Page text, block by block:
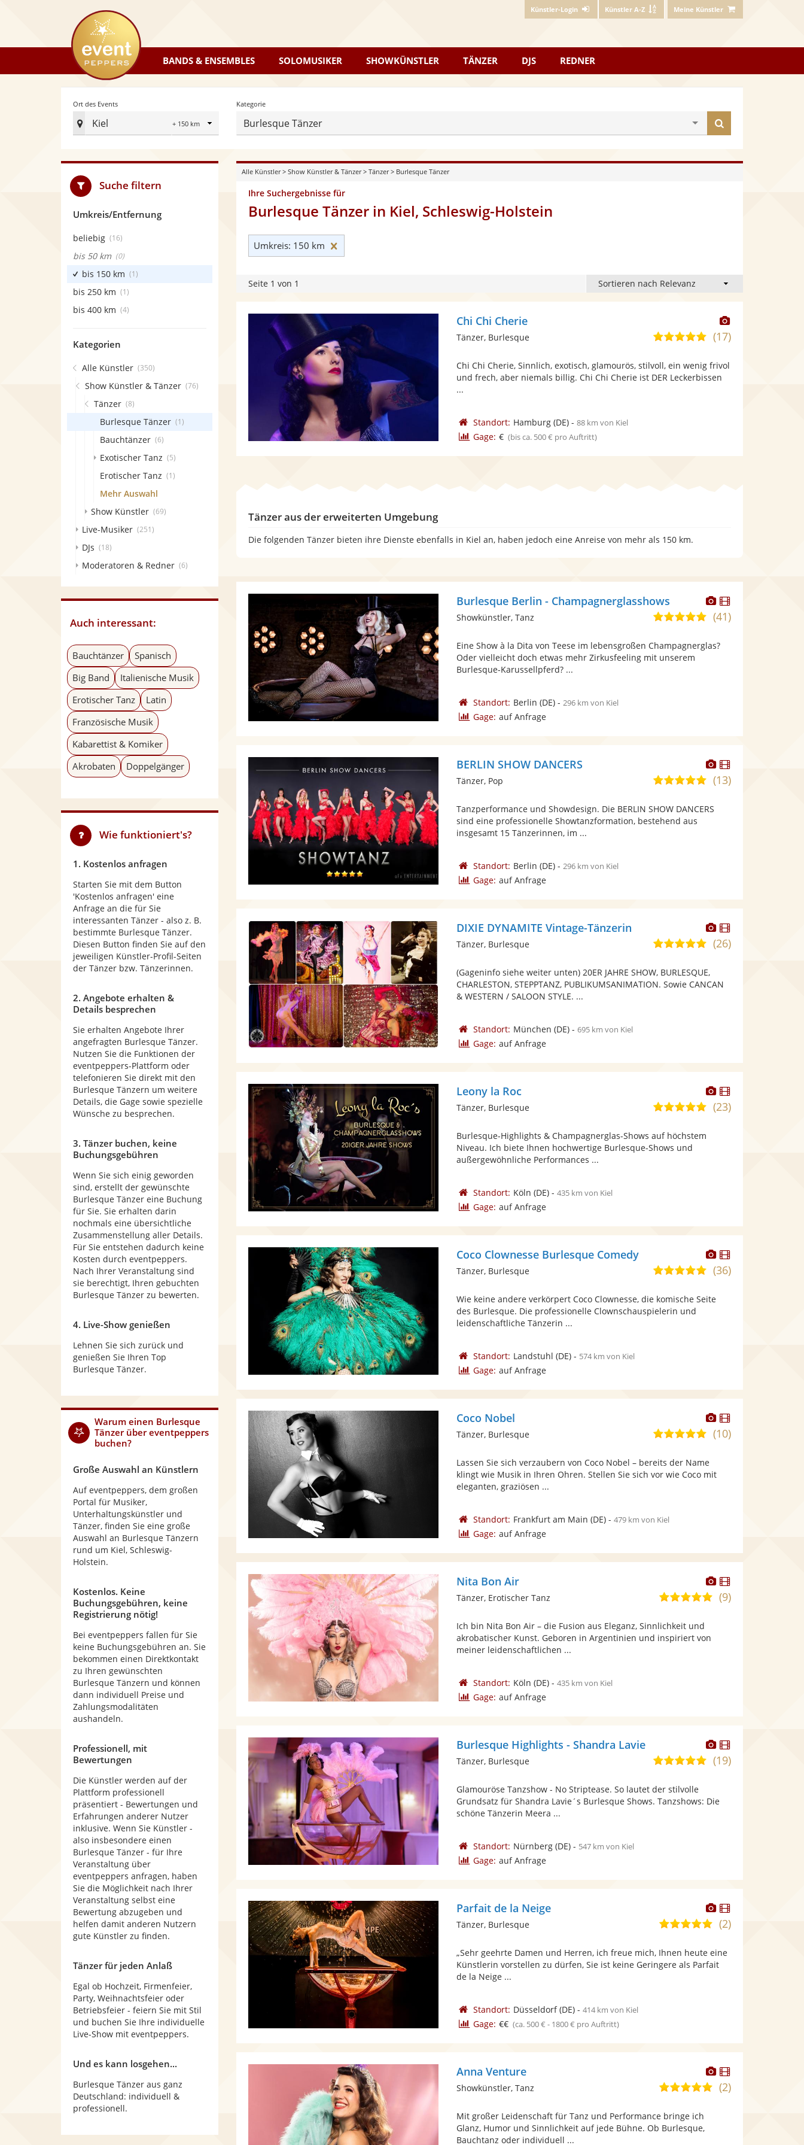
Künstler-Login Künstler A-Z Meine Künstler
eventpeppers
BANDS & ENSEMBLES SOLOMUSIKER SHOWKÜNSTLER TÄNZER DJS REDNER
Ort des Events
Kiel
Radius
Ort
Events
festlegen
Kategorie
Burlesque Tänzer
finden
Alle Künstler> Show Künstler & Tänzer> Tänzer> Burlesque Tänzer
Ihre Suchergebnisse für
Burlesque Tänzer in Kiel, Schleswig-Holstein
Umkreis: 150 km
Seite 1 von 1
Dieser
Künstler
Chi Chi Cherie
4,8
5
Sternen
(17)
Tänzer, Burlesque
Chi Chi Cherie, Sinnlich, exotisch, glamourös, stilvoll, ein wenig frivol
und frech, aber niemals billig. Chi Chi Cherie ist DER Leckerbissen
...
Standort: Hamburg(DE)- 88 km von Kiel
Gage: € (bis ca. 500 € pro Auftritt)
Tänzer aus der erweiterten Umgebung
Die folgenden Tänzer bieten ihre Dienste ebenfalls in Kiel an, haben jedoch eine Anreise von mehr als 150 km.
Dieser
Künstler
stellt
bereit.
Dieser
Künstler
Burlesque Berlin - Champagnerglasshows
5,0
5
(41)
Showkünstler, Tanz
Eine Show à la Dita von Teese im lebensgroßen Champagnerglas?
Oder vielleicht doch etwas mehr Zirkusfeeling mit unserem
Burlesque-Karussellpferd? ...
Standort: Berlin (DE)- 296 km von Kiel
Gage: auf Anfrage
Dieser
Künstler
stellt
Dieser
Künstler
BERLIN SHOW DANCERS
5,0
5
(13)
Tänzer, Pop
Tanzperformance und Showdesign. Die BERLIN SHOW DANCERS
sind eine professionelle Showtanzformation, bestehend aus
insgesamt 15 Tänzerinnen, im ...
Standort: Berlin (DE)- 296 km von Kiel
Gage: auf Anfrage
Dieser
Künstler
stellt
bereit.
Dieser
Künstler
DIXIE DYNAMITE Vintage-Tänzerin
5,0
5
Sternen
(26)
Tänzer, Burlesque
(Gageninfo siehe weiter unten) 20ER JAHRE SHOW, BURLESQUE,
CHARLESTON, STEPPTANZ, PUBLIKUMSANIMATION. Sowie CANCAN
& WESTERN / SALOON STYLE. ...
Standort: München (DE)- 695 km von Kiel
Gage: auf Anfrage
Dieser
Künstler
stellt
Dieser
Künstler
Leony la Roc
5,0(23)
Tänzer, Burlesque
Burlesque-Highlights & Champagnerglas-Shows auf höchstem
Niveau. Ich biete Ihnen hochwertige Burlesque-Shows und
außergewöhnliche Performances ...
Standort: Köln (DE)- 435 km von Kiel
Gage: auf Anfrage
Dieser
Künstler
stellt
Dieser
Künstler
Coco Clownesse Burlesque Comedy
5,0
5
(36)
Tänzer, Burlesque
Wie keine andere verkörpert Coco Clownesse, die komische Seite
des Burlesque. Die professionelle Clownschauspielerin und
leidenschaftliche Tänzerin ...
Standort: Landstuhl (DE)- 574 km von Kiel
Gage: auf Anfrage
Dieser
Künstler
stellt
Dieser
Künstler
Coco Nobel
5,0
5
Sternen
(10)
Tänzer, Burlesque
Lassen Sie sich verzaubern von Coco Nobel – bereits der Name
klingt wie Musik in Ihren Ohren. Stellen Sie sich vor wie Coco mit
eleganten, graziösen ...
Standort: Frankfurt am Main (DE)- 479 km von Kiel
Gage: auf Anfrage
Dieser
Künstler
stellt
Dieser
Künstler
Nita Bon Air
4,8(9)
Tänzer, Erotischer Tanz
Ich bin Nita Bon Air – die Fusion aus Eleganz, Sinnlichkeit und
akrobatischer Kunst. Geboren in Argentinien und inspiriert von
meiner leidenschaftlichen ...
Standort: Köln (DE)- 435 km von Kiel
Gage: auf Anfrage
Dieser
Künstler
stellt
Dieser
Künstler
Burlesque Highlights - Shandra Lavie
5,0
Sternen
(19)
Tänzer, Burlesque
Glamouröse Tanzshow - No Striptease. So lautet der stilvolle
Grundsatz für Shandra Lavie´s Burlesque Shows. Tanzshows: Die
schöne Tänzerin Meera ...
Standort: Nürnberg(DE)- 547 km von Kiel
Gage: auf Anfrage
Dieser
Künstler
stellt
bereit.
Dieser
Künstler
Parfait de la Neige
5,0
5
Sternen
(2)
Tänzer, Burlesque
„Sehr geehrte Damen und Herren, ich freue mich, Ihnen heute eine
Künstlerin vorstellen zu dürfen, Sie ist keine Geringere als Parfait
de la Neige ...
Standort: Düsseldorf(DE)- 414 km von Kiel
Gage: €€ (ca. 500 € - 1800 € pro Auftritt)
Dieser
Künstler
stellt
Dieser
Künstler
Anna Venture
5,0(2)
Showkünstler, Tanz
Mit großer Leidenschaft für Tanz und Performance bringe ich
Glanz, Humor und Sinnlichkeit auf jede Bühne. Ob Burlesque,
Bauchtanz oder individuell ...
Suche filtern
Umkreis/Entfernung
beliebig (16)
bis 50 km (0)
bis 150 km (1)
bis 250 km (1)
bis 400 km (4)
Kategorien
Alle Künstler (350)
Show Künstler & Tänzer (76)
Tänzer (8)
Burlesque Tänzer (1)
Bauchtänzer (6)
Exotischer Tanz (5)
Erotischer Tanz (1)
Mehr Auswahl
Show Künstler (69)
Live-Musiker (251)
DJs (18)
Moderatoren & Redner (6)
Auch interessant:
Bauchtänzer
Spanisch
Big Band
Italienische Musik
Erotischer Tanz
Latin
Französische Musik
Kabarettist & Komiker
Akrobaten
Doppelgänger
Wie funktioniert's?
1. Kostenlos anfragen
Starten Sie mit dem Button
'Kostenlos anfragen' eine
Anfrage an die für Sie
interessanten Tänzer - also z. B.
bestimmte Burlesque Tänzer.
Diesen Button finden Sie auf den
jeweiligen Künstler-Profil-Seiten
der Tänzer bzw. Tänzerinnen.
2. Angebote erhalten &
Details besprechen
Sie erhalten Angebote Ihrer
angefragten Burlesque Tänzer.
Nutzen Sie die Funktionen der
eventpeppers-Plattform oder
telefonieren Sie direkt mit den
Burlesque Tänzern um weitere
Details, die Gage sowie spezielle
Wünsche zu besprechen.
3. Tänzer buchen, keine
Buchungsgebühren
Wenn Sie sich einig geworden
sind, erstellt der gewünschte
Burlesque Tänzer eine Buchung
für Sie. Sie erhalten darin
nochmals eine übersichtliche
Zusammenstellung aller Details.
Für Sie entstehen dadurch keine
Kosten durch eventpeppers.
Nach Ihrer Veranstaltung sind
sie berechtigt, Ihren gebuchten
Burlesque Tänzer zu bewerten.
4. Live-Show genießen
Lehnen Sie sich zurück und
genießen Sie Ihren Top
Burlesque Tänzer.
Warum einen Burlesque
Tänzerüber eventpeppers
buchen?
Große Auswahl an Künstlern
Auf eventpeppers, dem großen
Portal für Musiker,
Unterhaltungskünstler und
Tänzer, finden Sie eine große
Auswahl an Burlesque Tänzern
rund um Kiel, Schleswig-
Holstein.
Kostenlos. Keine
Buchungsgebühren, keine
Registrierung nötig!
Bei eventpeppers fallen für Sie
keine Buchungsgebühren an. Sie
bekommen einen Direktkontakt
zu Ihren gewünschten
Burlesque Tänzern und können
dann individuell Preise und
Zahlungsmodalitäten
aushandeln.
Professionell, mit
Bewertungen
Die Künstler werden auf der
Plattform professionell
präsentiert - Bewertungen und
Erfahrungen anderer Nutzer
inklusive. Wenn Sie Künstler -
also insbesondere einen
Burlesque Tänzer - für Ihre
Veranstaltung über
eventpeppers anfragen, haben
Sie die Möglichkeit nach Ihrer
Veranstaltung selbst eine
Bewertung abzugeben und
helfen damit anderen Nutzern
gute Künstler zu finden.
Tänzer für jeden Anlaß
Egal ob Hochzeit, Firmenfeier,
Party, Weihnachtsfeier oder
Betriebsfeier - feiern Sie mit Stil
und buchen Sie Ihre individuelle
Live-Show mit eventpeppers.
Und es kann losgehen...
Burlesque Tänzer aus ganz
Deutschland: individuell &
professionell.